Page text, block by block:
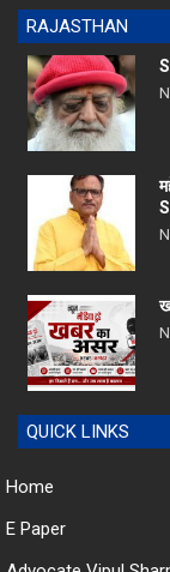
RAJASTHAN
QUICK LINKS
Home
E Paper
Advocate Vipul